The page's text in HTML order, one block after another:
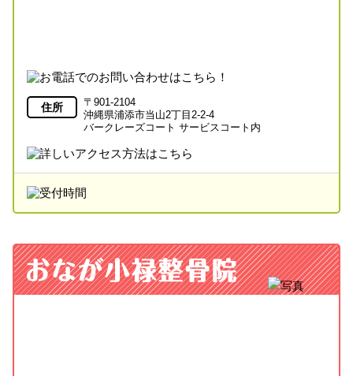
住所
〒901-2104
沖縄県浦添市当山2丁目2-2-4
バークレーズコート サービスコート内